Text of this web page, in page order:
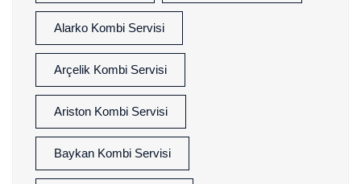
Alarko Kombi Servisi
Arçelik Kombi Servisi
Ariston Kombi Servisi
Baykan Kombi Servisi